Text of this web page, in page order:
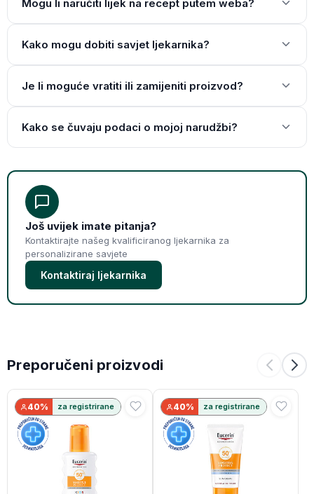
Mogu li naručiti lijek na recept putem weba?
Kako mogu dobiti savjet ljekarnika?
Je li moguće vratiti ili zamijeniti proizvod?
Kako se čuvaju podaci o mojoj narudžbi?
Još uvijek imate pitanja?
Kontaktirajte našeg kvalificiranog ljekarnika za
personalizirane savjete
Kontaktiraj ljekarnika
Preporučeni proizvodi
40% za registrirane 40% za registrirane